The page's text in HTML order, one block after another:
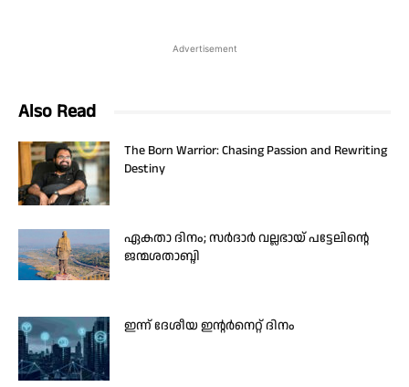
Advertisement
Also Read
The Born Warrior: Chasing Passion and Rewriting
Destiny
ഏകതാ ദിനം; സർദാർ വല്ലഭായ് പട്ടേലിന്റെ
ജന്മശതാബ്ദി
ഇന്ന് ദേശീയ ഇന്റർനെറ്റ് ദിനം